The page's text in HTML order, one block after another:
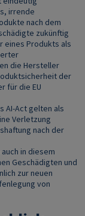
irrende
nach dem
zukünftig
eines Produkts als
die Hersteller
der
für die EU
AI-Act gelten als
Verletzung
nach der
in diesem
Geschädigten und
zur neuen
von